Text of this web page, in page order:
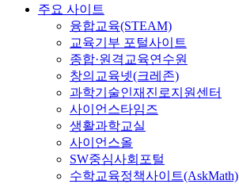
주요 사이트
융합교육(STEAM)
교육기부 포털사이트
종합·원격교육연수원
창의교육넷(크레존)
과학기술인재진로지원센터
사이언스타임즈
생활과학교실
사이언스올
SW중심사회포털
수학교육정책사이트(AskMath)